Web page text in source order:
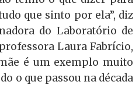
que sinto por ela”, diz
do Laboratório de
Laura Fabrício,
é um exemplo muito
o que passou na década